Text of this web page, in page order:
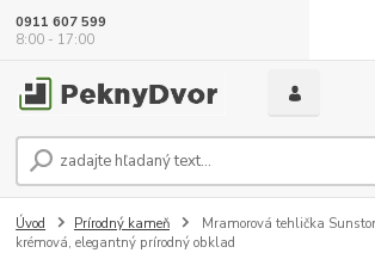
0911 607 599
8:00 - 17:00
Úvod Prírodný kameň
Mramorová tehlička
krémová, elegantný prírodný obklad